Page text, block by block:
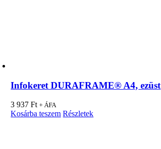
Infokeret DURAFRAME® A4, ezüst
3 937Ft + ÁFA
Kosárba teszem Részletek